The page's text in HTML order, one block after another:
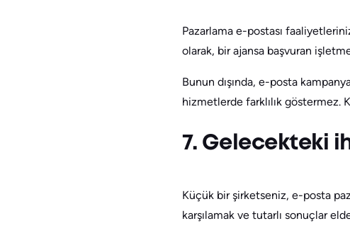
Pazarlama e-postası
olarak, bir ajansa başvuran
Bunun dışında, e-posta
hizmetlerde farklılık göstermez.
7. Gelecekteki
Küçük bir şirketseniz, e-posta
karşılamak ve tutarlı sonuçlar